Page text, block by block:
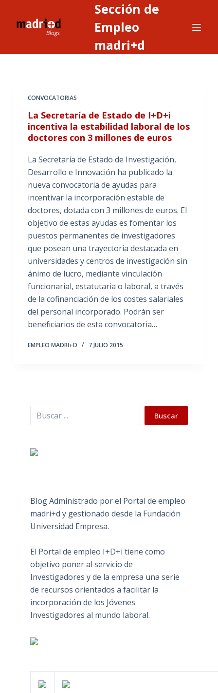
Sección de
Empleo
madri+d
CONVOCATORIAS
La Secretaría de Estado de I+D+i
incentiva la estabilidad laboral de los
doctores con 3 millones de euros
La Secretaría de Estado de Investigación,
Desarrollo e Innovación ha publicado la
nueva convocatoria de ayudas para
incentivar la incorporación estable de
doctores, dotada con 3 millones de euros. El
objetivo de estas ayudas es fomentar los
puestos permanentes de investigadores
que posean una trayectoria destacada en
universidades y centros de investigación sin
ánimo de lucro, mediante vinculación
funcionarial, estatutaria o laboral, a través
de la cofinanciación de los costes salariales
del personal incorporado. Podrán ser
beneficiarios de esta convocatoria…
EMPLEO MADRI+D 7 JULIO 2015
Buscar Buscar
Blog Administrado por el Portal de empleo
madri+d y gestionado desde la Fundación
Universidad Empresa.
El Portal de empleo I+D+i tiene como
objetivo poner al servicio de
Investigadores y de la empresa una serie
de recursos orientados a facilitar la
incorporación de los Jóvenes
Investigadores al mundo laboral.